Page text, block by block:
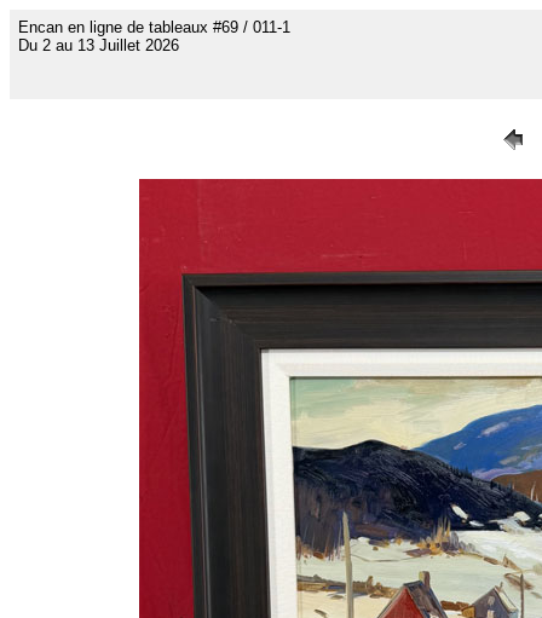
Encan en ligne de tableaux #69 / 011-1
Du 2 au 13 Juillet 2026